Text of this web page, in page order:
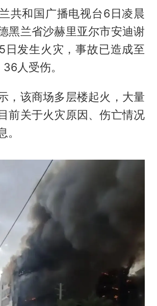
共和国广播电视台6日凌晨
黑兰省沙赫里亚尔市安迪谢
日发生火灾，事故已造成至
人受伤。
，该商场多层楼起火，大量
前关于火灾原因、伤亡情况
。